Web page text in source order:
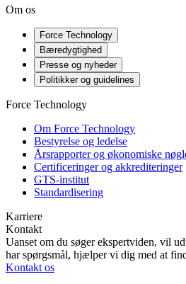
Om os
Force Technology
Bæredygtighed
Presse og nyheder
Politikker og guidelines
Force Technology
Om Force Technology
Bestyrelse og ledelse
Årsrapporter og økonomiske
Certificeringer og akkrediteringer
GTS-institut
Standardisering
Karriere
Kontakt
Uanset om du søger ekspertviden, vil
har spørgsmål, hjælper vi dig med at
Kontakt os